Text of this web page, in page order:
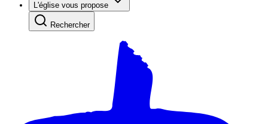
L'église vous propose
Rechercher